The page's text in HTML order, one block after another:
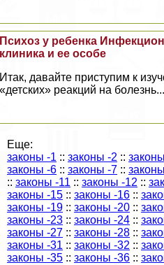
Психоз у ребенка
клиника и ее особе
Итак, давайте приступим к
«детских» реакций на болезнь...
Еще:
законы -1 :: законы -2 ::
законы -6 :: законы -7 ::
:: законы -11 :: законы -12 ::
законы -15 :: законы -16 ::
законы -19 :: законы -20 ::
законы -23 :: законы -24 ::
законы -27 :: законы -28 ::
законы -31 :: законы -32 ::
законы -35 :: законы -36 ::